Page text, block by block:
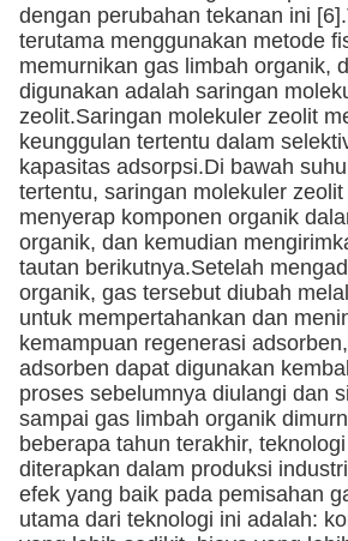
dengan perubahan tekanan ini
terutama menggunakan metode
memurnikan gas limbah organik,
digunakan adalah saringan
zeolit.Saringan molekuler zeolit
keunggulan tertentu dalam
kapasitas adsorpsi.Di bawah
tertentu, saringan molekuler
menyerap komponen organik
organik, dan kemudian
tautan berikutnya.Setelah
organik, gas tersebut diubah
untuk mempertahankan dan
kemampuan regenerasi
adsorben dapat digunakan
proses sebelumnya diulangi dan
sampai gas limbah organik
beberapa tahun terakhir,
diterapkan dalam produksi
efek yang baik pada pemisahan
utama dari teknologi ini adalah: